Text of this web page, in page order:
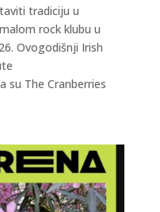
tradiciju u
rock klubu u
Ovogodišnji Irish
su The Cranberries